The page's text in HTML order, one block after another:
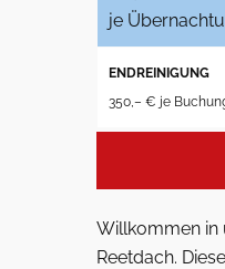
je
ENDREINIGUNG
350,– € je
Willkommen in
Reetdach.